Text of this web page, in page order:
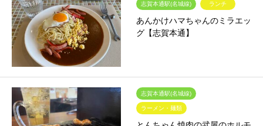
志賀本通駅(名城線) ランチ
あんかけハマちゃんのミラエッ
グ【志賀本通】
志賀本通駅(名城線)
ラーメン・麺類